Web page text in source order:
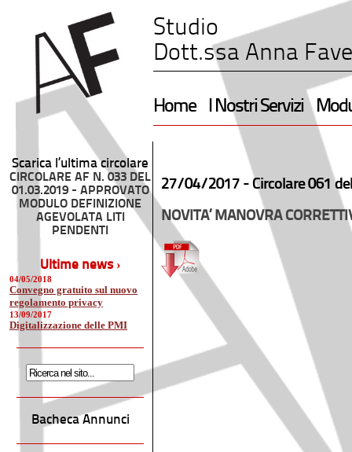
Studio
Dott.ssa Anna
Home I Nostri Servizi
Scarica l’ultima circolare
CIRCOLARE AF N. 033 DEL
01.03.2019 - APPROVATO
MODULO DEFINIZIONE
AGEVOLATA LITI
PENDENTI
Ultime news ›
04/05/2018
Convegno gratuito sul nuovo
regolamento privacy
13/09/2017
Digitalizzazione delle PMI
Bacheca Annunci
27/04/2017 - Circolare 061
NOVITA’ MANOVRA